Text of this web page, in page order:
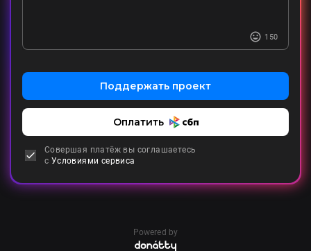
150
Поддержать проект
Оплатить
Совершая платёж вы соглашаетесь
с Условиями сервиса
Powered by